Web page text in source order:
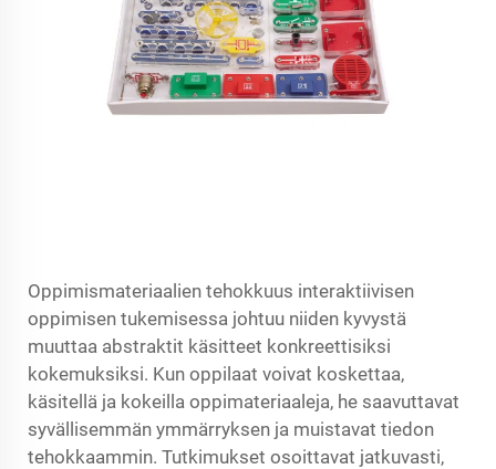
Oppimismateriaalien tehokkuus interaktiivisen
oppimisen tukemisessa johtuu niiden kyvystä
muuttaa abstraktit käsitteet konkreettisiksi
kokemuksiksi. Kun oppilaat voivat koskettaa,
käsitellä ja kokeilla oppimateriaaleja, he saavuttavat
syvällisemmän ymmärryksen ja muistavat tiedon
tehokkaammin. Tutkimukset osoittavat jatkuvasti,